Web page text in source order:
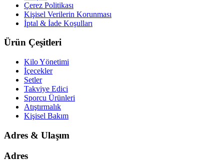
Çerez Politikası
Kişisel Verilerin Korunması
İptal & İade Koşulları
Ürün Çeşitleri
Kilo Yönetimi
İçecekler
Setler
Takviye Edici
Sporcu Ürünleri
Atıştırmalık
Kişisel Bakım
Adres & Ulaşım
Adres